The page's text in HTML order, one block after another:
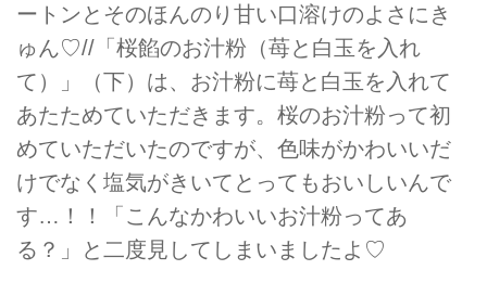
ートンとそのほんのり甘い口溶けのよさにき
ゅん♡//「桜餡のお汁粉（苺と白玉を入れ
て）」（下）は、お汁粉に苺と白玉を入れて
あたためていただきます。桜のお汁粉って初
めていただいたのですが、色味がかわいいだ
けでなく塩気がきいてとってもおいしいんで
す…！！「こんなかわいいお汁粉ってあ
る？」と二度見してしまいましたよ♡